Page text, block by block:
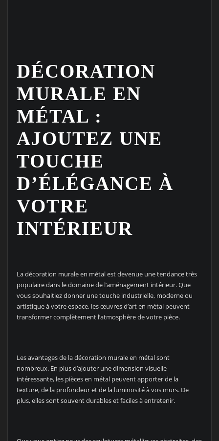
DÉCORATION
MURALE EN
MÉTAL :
AJOUTEZ UNE
TOUCHE
D’ÉLÉGANCE À
VOTRE
INTÉRIEUR
La décoration murale en métal est devenue une tendance très
populaire dans le domaine de l’aménagement intérieur. Que
vous souhaitiez donner une touche industrielle, moderne ou
artistique à votre espace, les œuvres d’art en métal peuvent
transformer complètement l’atmosphère de votre pièce.
Les avantages de la décoration murale en métal sont
nombreux. En plus d’ajouter une dimension visuelle
intéressante, les pièces en métal peuvent apporter de la
texture, de la profondeur et de la luminosité à vos murs. De
plus, elles sont souvent durables et faciles à entretenir.